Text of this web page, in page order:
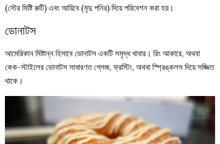
(সৌর মিষ্টি রুটি) এবং আয়িবে (মৃদু পনির) দিয়ে পরিবেশন করা হয়।
ডোনাটস
আমেরিকান মিষ্টান্ন হিসাবে ডোনাটস একটি সমৃদ্ধ খাবার। রিং আকারে, অথবা
কেক-স্টাইলের ডোনাটস সাধারণত গ্লেজ, ফ্রস্টিং, অথবা স্প্রিঙ্কলস দিয়ে সজ্জিত
থাকে।